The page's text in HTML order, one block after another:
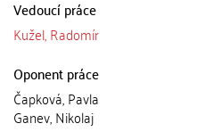
Vedoucí práce
Kužel, Radomír
Oponent práce
Čapková, Pavla
Ganev, Nikolaj